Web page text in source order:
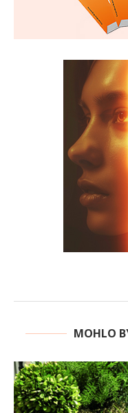
MOHLO